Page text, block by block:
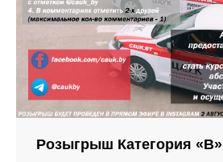
Розыгрыш Категория «В»